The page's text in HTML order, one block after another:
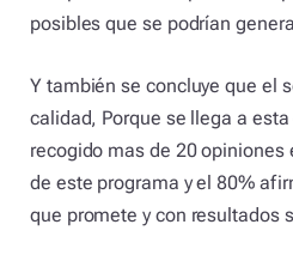
posibles que se podrían
Y también se concluye que el
calidad, Porque se llega a
recogido mas de 20
de este programa y el 80%
que promete y con resultados